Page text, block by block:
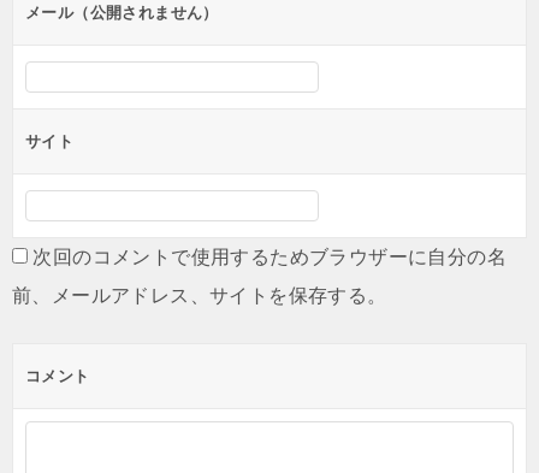
ー
シ
ョ
ン
メール（公開されません）
サイト
次回のコメントで使用するためブラウザーに自分の名
前、メールアドレス、サイトを保存する。
コメント